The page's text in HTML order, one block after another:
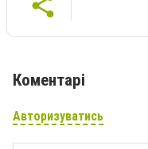
Коментарі
Авторизуватись